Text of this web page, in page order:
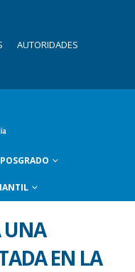
AUTORIDADES
UNA
EN LA